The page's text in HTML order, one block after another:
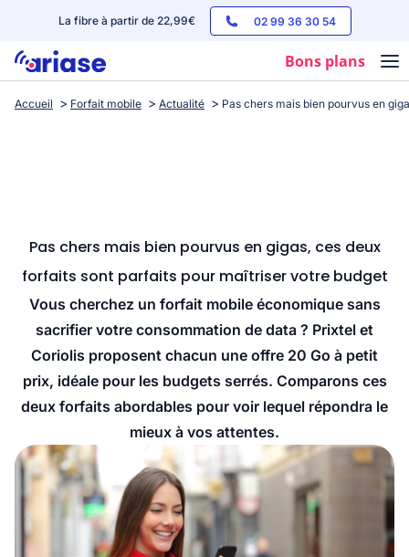
La fibre à partir de 22,99€ 02 99 36 30 54
Bons plans
Box internet
Streaming
Accueil Forfait mobile Actualité Pas chers mais bien pourvus en
Pas chers mais bien pourvus en gigas, ces deux
forfaits sont parfaits pour maîtriser votre budget
Vous cherchez un forfait mobile économique sans
sacrifier votre consommation de data ? Prixtel et
Coriolis proposent chacun une offre 20 Go à petit
prix, idéale pour les budgets serrés. Comparons ces
deux forfaits abordables pour voir lequel répondra le
mieux à vos attentes.